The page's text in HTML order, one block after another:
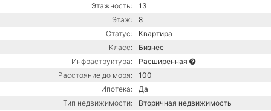
Этажность:
13
Этаж:
8
Статус:
Квартира
Класс:
Бизнес
Инфраструктура:
Расширенная
Расстояние до моря:
100
Ипотека:
Да
Тип недвижимости:
Вторичная недвижимость